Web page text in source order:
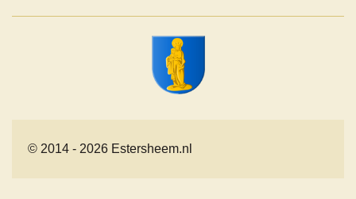
© 2014 - 2026 Estersheem.nl